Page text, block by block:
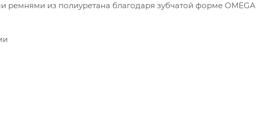
из полиуретана благодаря зубчатой форме OMEGA
9563